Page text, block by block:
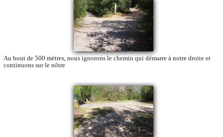
Au bout de 500 mètres, nous ignorons le chemin qui démarre à notre droite et
continuons sur le nôtre